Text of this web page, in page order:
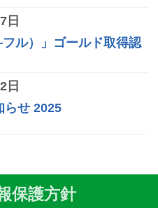
日
ル）」ゴールド取得認
日
らせ 2025
保護方針